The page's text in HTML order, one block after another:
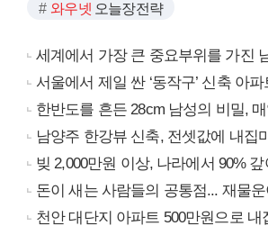
와우넷 오늘장전략
세계에서 가장 큰 중요부위를 가진
서울에서 제일 싼 ‘동작구’ 신축 아
한반도를 흔든 28cm 남성의 비밀,
남양주 한강뷰 신축, 전셋값에 내집
빚 2,000만원 이상, 나라에서 90%
돈이 새는 사람들의 공통점... 재물
천안 대단지 아파트 500만원으로 내